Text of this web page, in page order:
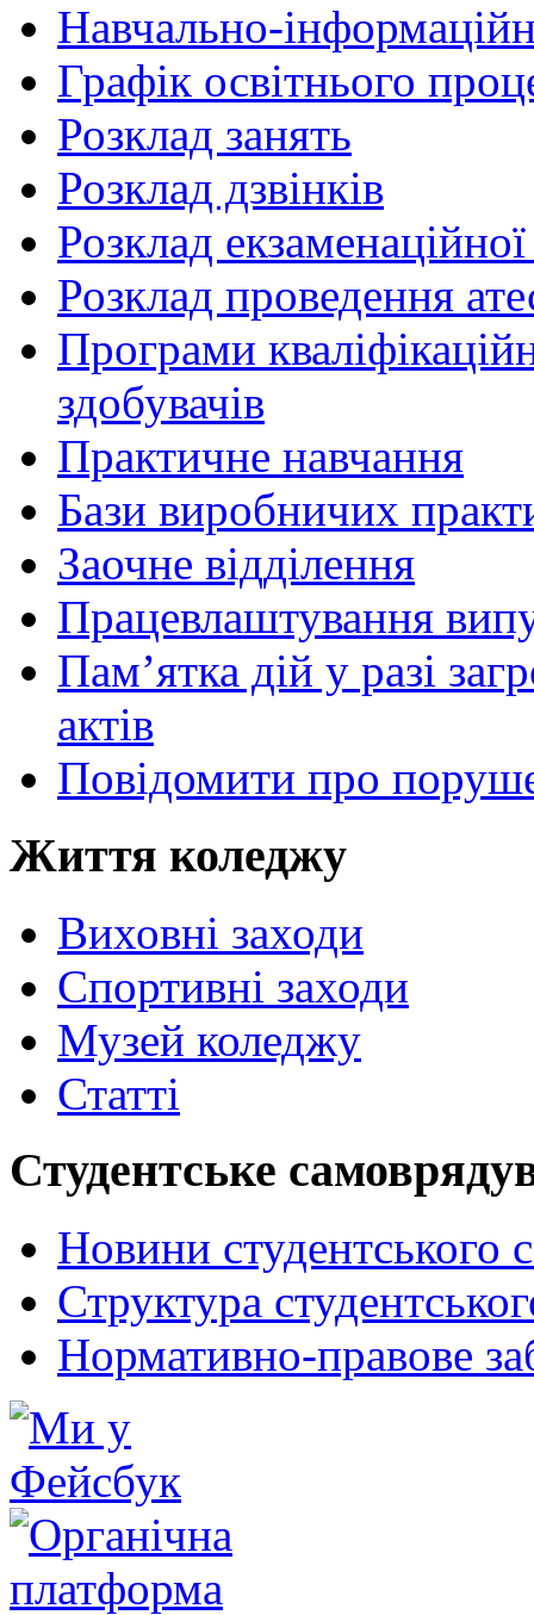
Навчально-
Графік освітнього
Розклад занять
Розклад дзвінків
Розклад екзаменаційної
Розклад проведення
Програми
здобувачів
Практичне навчання
Бази виробничих
Заочне відділення
Працевлаштування
Пам’ятка дій у разі
актів
Повідомити про
Життя коледжу
Виховні заходи
Спортивні заходи
Музей коледжу
Статті
Студентське
Новини студентського
Структура
Нормативно-правове